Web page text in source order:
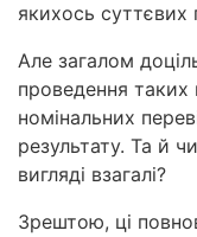
якихось суттєвих
Але загалом
проведення
номінальних
результату. Та й
вигляді взагалі?
Зрештою, ці